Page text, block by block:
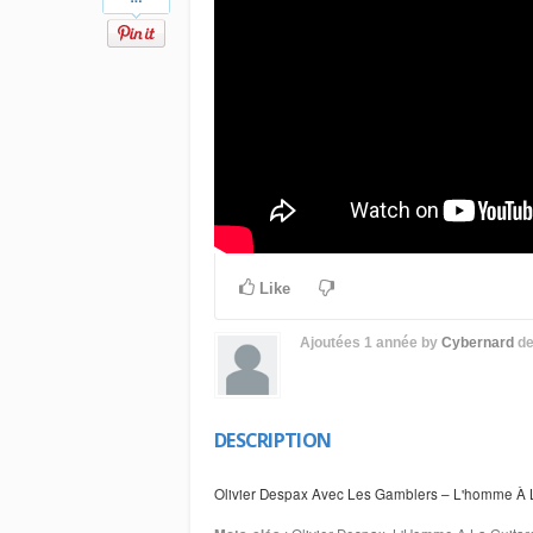
Like
Ajoutées 1 année by Cybernard de
DESCRIPTION
Olivier Despax Avec Les Gamblers – L'homme